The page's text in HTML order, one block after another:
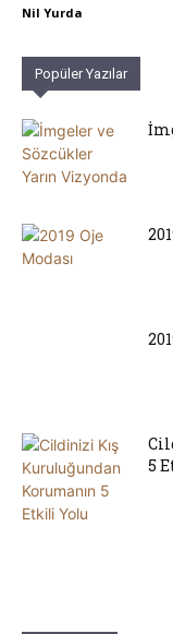
Nil Yurda
Popüler Yazılar
5